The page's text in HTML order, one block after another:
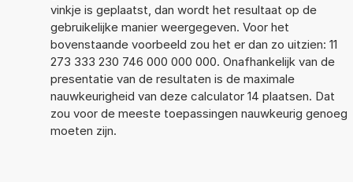
vinkje is geplaatst, dan wordt het resultaat op de
gebruikelijke manier weergegeven. Voor het
bovenstaande voorbeeld zou het er dan zo uitzien: 11
273 333 230 746 000 000 000. Onafhankelijk van de
presentatie van de resultaten is de maximale
nauwkeurigheid van deze calculator 14 plaatsen. Dat
zou voor de meeste toepassingen nauwkeurig genoeg
moeten zijn.